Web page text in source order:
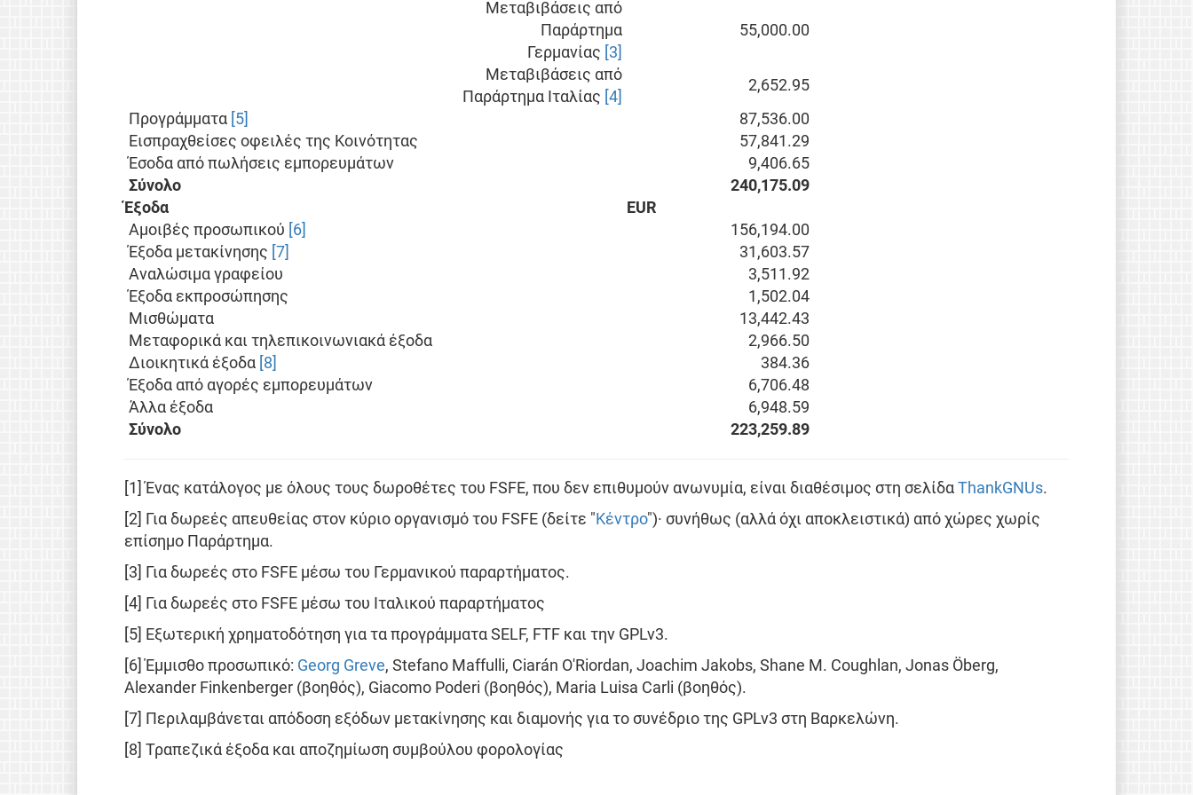
Μεταβιβάσεις από
Παράρτημα
Γερμανίας [3]
55,000.00
Μεταβιβάσεις από
Παράρτημα Ιταλίας [4]
2,652.95
Προγράμματα [5]
87,536.00
Εισπραχθείσες οφειλές της Κοινότητας
57,841.29
Έσοδα από πωλήσεις εμπορευμάτων
9,406.65
Σύνολο
240,175.09
Έξοδα
EUR
Αμοιβές προσωπικού [6]
156,194.00
Έξοδα μετακίνησης [7]
31,603.57
Αναλώσιμα γραφείου
3,511.92
Έξοδα εκπροσώπησης
1,502.04
Μισθώματα
13,442.43
Μεταφορικά και τηλεπικοινωνιακά έξοδα
2,966.50
Διοικητικά έξοδα [8]
384.36
Έξοδα από αγορές εμπορευμάτων
6,706.48
Άλλα έξοδα
6,948.59
Σύνολο
223,259.89
[1] Ένας κατάλογος με όλους τους δωροθέτες του FSFE, που δεν επιθυμούν ανωνυμία, είναι διαθέσιμος στη σελίδα ThankGNUs.
[2] Για δωρεές απευθείας στον κύριο οργανισμό του FSFE (δείτε " Κέντρο")· συνήθως (αλλά όχι αποκλειστικά) από χώρες χωρίς
επίσημο Παράρτημα.
[3] Για δωρεές στο FSFE μέσω του Γερμανικού παραρτήματος.
[4] Για δωρεές στο FSFE μέσω του Ιταλικού παραρτήματος
[5] Εξωτερική χρηματοδότηση για τα προγράμματα SELF, FTF και την GPLv3.
[6] Έμμισθο προσωπικό: Georg Greve, Stefano Maffulli, Ciarán O'Riordan, Joachim Jakobs, Shane M. Coughlan, Jonas Öberg,
Alexander Finkenberger (βοηθός), Giacomo Poderi (βοηθός), Maria Luisa Carli (βοηθός).
[7] Περιλαμβάνεται απόδοση εξόδων μετακίνησης και διαμονής για το συνέδριο της GPLv3 στη Βαρκελώνη.
[8] Τραπεζικά έξοδα και αποζημίωση συμβούλου φορολογίας